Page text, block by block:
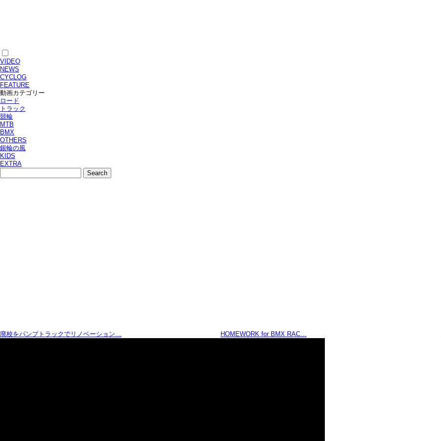
VIDEO
NEWS
CYCLOG
FEATURE
動画カテゴリー
ロード
トラック
競輪
MTB
BMX
OTHERS
銀輪の風
KIDS
EXTRA
廃校をパンプトラックでリノベーション… HOMEWORK for BMX RAC…